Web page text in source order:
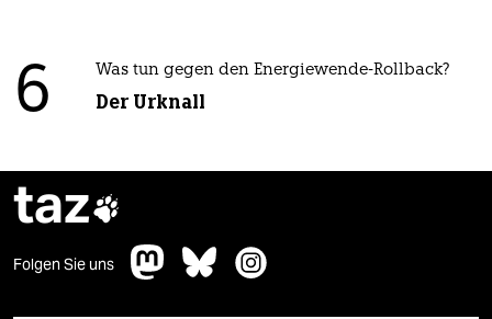
6 Was tun gegen den Energiewende-Rollback?
Der Urknall
taz
Folgen Sie uns